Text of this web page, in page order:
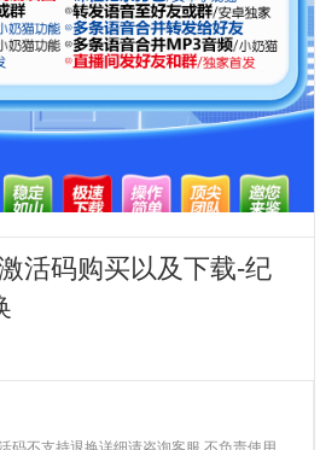
活码购买以及下载-纪